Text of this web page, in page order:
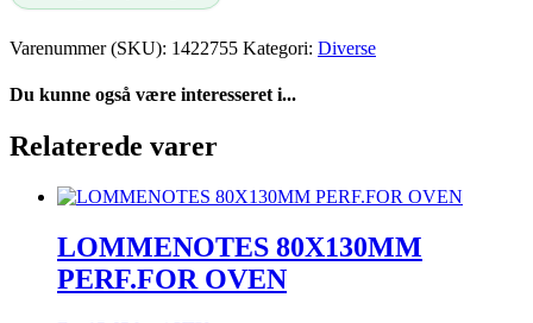
Varenummer (SKU): 1422755 Kategori: Diverse
Du kunne også være interesseret i...
Relaterede varer
LOMMENOTES 80X130MM
PERF.FOR OVEN